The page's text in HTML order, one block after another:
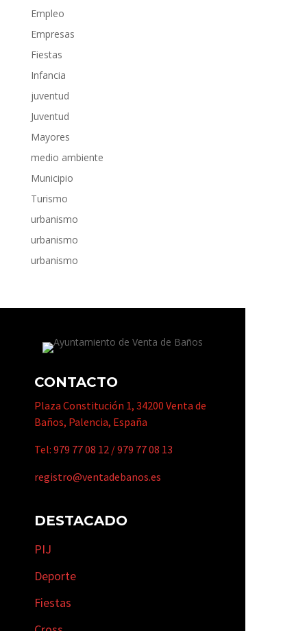
Empleo
Empresas
Fiestas
Infancia
juventud
Juventud
Mayores
medio ambiente
Municipio
Turismo
urbanismo
urbanismo
urbanismo
CONTACTO
Plaza Constitución 1, 34200 Venta de
Baños, Palencia, España
Tel: 979 77 08 12 /979 77 08 13
registro@ventadebanos.es
DESTACADO
PIJ
Deporte
Fiestas